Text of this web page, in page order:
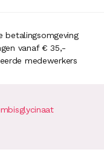
betalingsomgeving
vanaf € 35,-
medewerkers